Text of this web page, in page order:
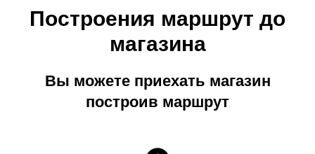
Построения маршрут до
магазина
Вы можете приехать магазин
построив маршрут